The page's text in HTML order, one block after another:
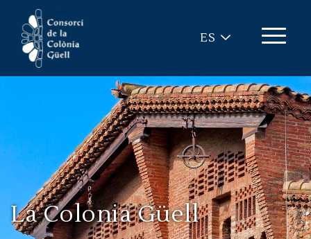
ES
La Colonia Güell